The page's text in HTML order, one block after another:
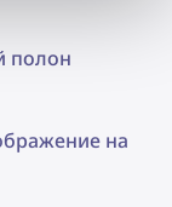
полон
на